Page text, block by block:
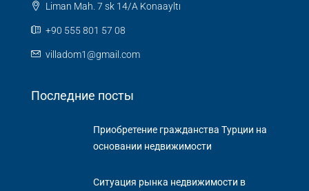
Liman Mah. 7 sk 14/A Konaayltı
+90 555 801 57 08
villadom1@gmail.com
Последние посты
Приобретение гражданства Турции на
основании недвижимости
Ситуация рынка недвижимости в